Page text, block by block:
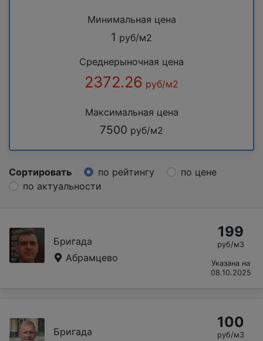
Минимальная цена
1 руб/м2
Среднерыночная цена
2372.26 руб/м2
Максимальная цена
7500 руб/м2
Сортировать по рейтингу
по цене
по актуальности
Бригада
Абрамцево
199
руб/м3
Указана на
08.10.2025
Бригада
100
руб/м3